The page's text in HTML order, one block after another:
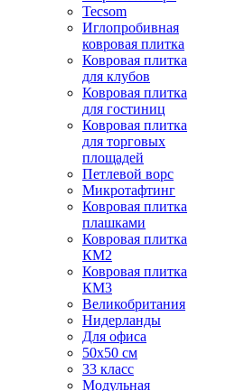
Tecsom
Иглопробивная
ковровая плитка
Ковровая плитка
для клубов
Ковровая плитка
для гостиниц
Ковровая плитка
для торговых
площадей
Петлевой ворс
Микротафтинг
Ковровая плитка
плашками
Ковровая плитка
КМ2
Ковровая плитка
КМ3
Великобритания
Нидерланды
Для офиса
50х50 см
33 класс
Модульная